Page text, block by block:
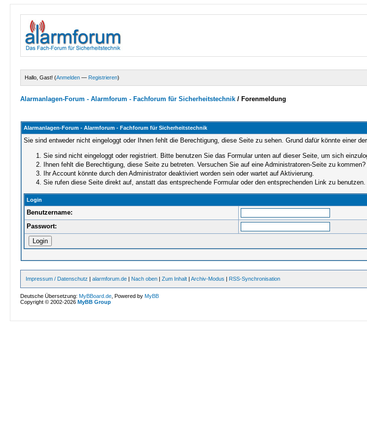
Hallo, Gast! (Anmelden — Registrieren)
Alarmanlagen-Forum - Alarmforum - Fachforum für Sicherheitstechnik / Forenmeldung
Alarmanlagen-Forum - Alarmforum - Fachforum für Sicherheitstechnik
Sie sind entweder nicht eingeloggt oder Ihnen fehlt die Berechtigung, diese Seite zu sehen. Grund dafür könnte einer
Sie sind nicht eingeloggt oder registriert. Bitte benutzen Sie das Formular unten auf dieser Seite, um sich
Ihnen fehlt die Berechtigung, diese Seite zu betreten. Versuchen Sie auf eine Administratoren-Seite zu
Ihr Account könnte durch den Administrator deaktiviert worden sein oder wartet auf Aktivierung.
Sie rufen diese Seite direkt auf, anstatt das entsprechende Formular oder den entsprechenden Link zu benutzen.
Login
Benutzername:
Passwort:
Impressum / Datenschutz |alarmforum.de | Nach oben |Zum Inhalt |Archiv-Modus | RSS-Synchronisation
Deutsche Übersetzung:MyBBoard.de , Powered byMyBB
Copyright © 2002-2026MyBB Group